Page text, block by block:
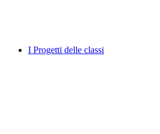
I Progetti delle classi